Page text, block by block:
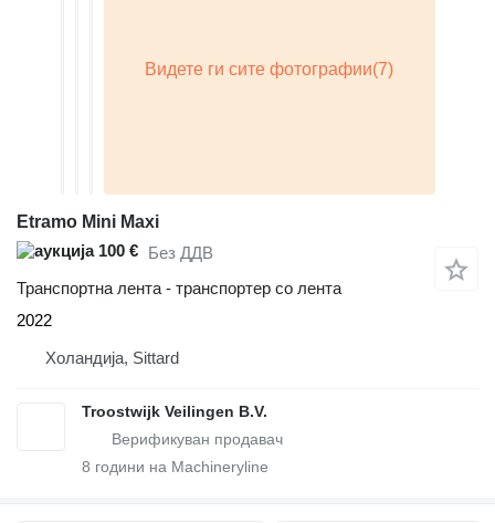
Etramo Mini Maxi
100 € Без ДДВ
Транспортна лента - транспортер со лента
2022
Холандија, Sittard
Troostwijk Veilingen B.V.
8 години на Machineryline